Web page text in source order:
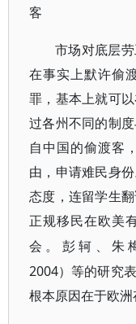
客
市场对底层
在事实上默许偷
罪，基本上就可
过各州不同的制
自中国的偷渡客
由，申请难民身
态度，连留学生
正规移民在欧美
会。彭轲、朱
2004）等的研究
根本原因在于欧洲